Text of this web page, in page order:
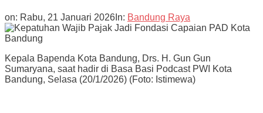
on: Rabu, 21 Januari 2026 In: Bandung Raya
Kepala Bapenda Kota Bandung, Drs. H. Gun Gun
Sumaryana, saat hadir di Basa Basi Podcast PWI Kota
Bandung, Selasa (20/1/2026) (Foto: Istimewa)